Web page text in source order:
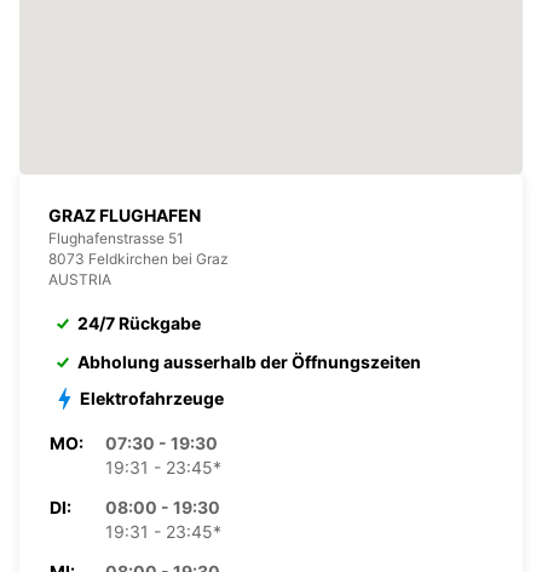
GRAZ FLUGHAFEN
Flughafenstrasse 51
8073 Feldkirchen bei Graz
AUSTRIA
24/7 Rückgabe
Abholung ausserhalb der Öffnungszeiten
Elektrofahrzeuge
MO:
07:30 - 19:30
19:31 - 23:45*
DI:
08:00 - 19:30
19:31 - 23:45*